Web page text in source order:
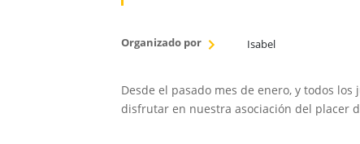
Organizado por Isabel
Desde el pasado mes de enero, y todos los
disfrutar en nuestra asociación del placer